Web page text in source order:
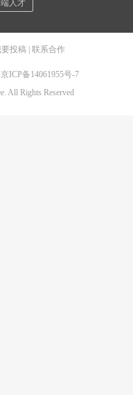
人才
投稿 联系合作
京ICP备14061955号-7
All Rights Reserved